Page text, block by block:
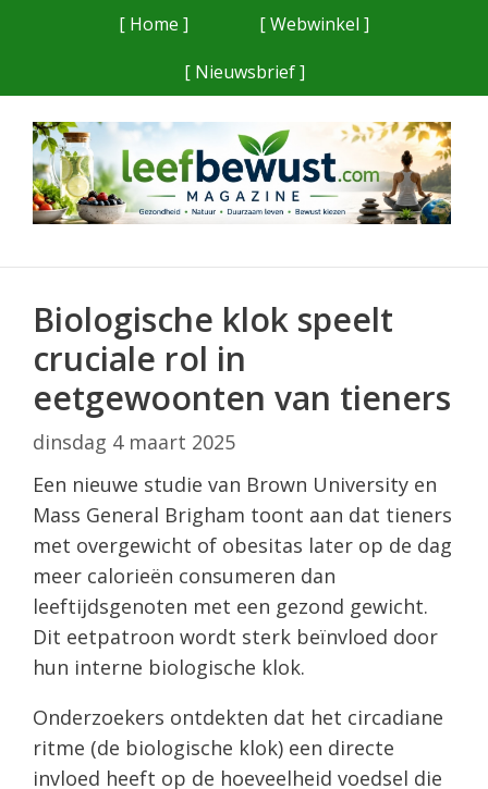
[ Home ]
[ Webwinkel ]
[ Nieuwsbrief ]
Biologische klok speelt
cruciale rol in
eetgewoonten van tieners
dinsdag 4 maart 2025
Een nieuwe studie van Brown University en
Mass General Brigham toont aan dat tieners
met overgewicht of obesitas later op de dag
meer calorieën consumeren dan
leeftijdsgenoten met een gezond gewicht.
Dit eetpatroon wordt sterk beïnvloed door
hun interne biologische klok.
Onderzoekers ontdekten dat het circadiane
ritme (de biologische klok) een directe
invloed heeft op de hoeveelheid voedsel die